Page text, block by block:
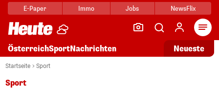
E-Paper Immo Jobs NewsFlix
ÖsterreichSportNachrichten Neueste
Startseite Sport
Sport